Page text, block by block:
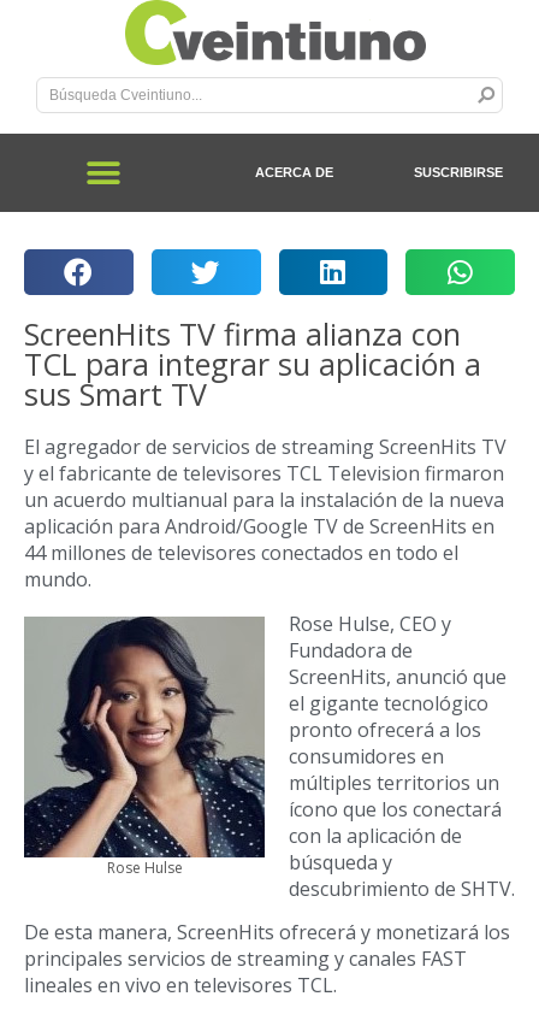
ACERCA DE SUSCRIBIRSE
ScreenHits TV firma alianza con
TCL para integrar su aplicación a
sus Smart TV
El agregador de servicios de streaming ScreenHits TV
y el fabricante de televisores TCL Television firmaron
un acuerdo multianual para la instalación de la nueva
aplicación para Android/Google TV de ScreenHits en
44 millones de televisores conectados en todo el
mundo.
Rose Hulse
Rose Hulse, CEO y
Fundadora de
ScreenHits, anunció que
el gigante tecnológico
pronto ofrecerá a los
consumidores en
múltiples territorios un
ícono que los conectará
con la aplicación de
búsqueda y
descubrimiento de SHTV.
De esta manera, ScreenHits ofrecerá y monetizará los
principales servicios de streaming y canales FAST
lineales en vivo en televisores TCL.